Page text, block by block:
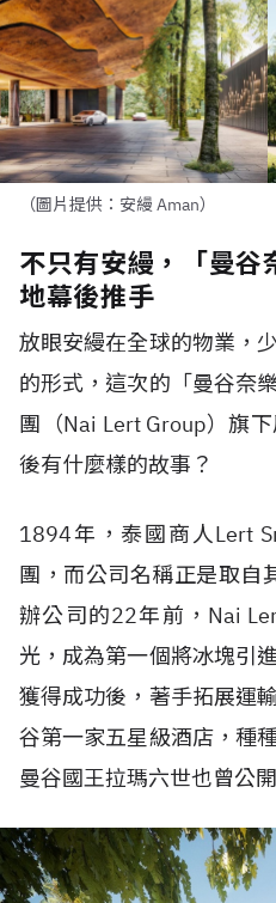
（圖片提供：安縵 Aman）
不只有安縵，「曼谷
地幕後推手
放眼安縵在全球的物業，
的形式，這次的「曼谷奈
團（Nai Lert Group）旗
後有什麼樣的故事？
1894年，泰國商人Lert
團，而公司名稱正是取自
辦公司的22年前，Nai
光，成為第一個將冰塊引
獲得成功後，著手拓展運
谷第一家五星級酒店，種
曼谷國王拉瑪六世也曾公